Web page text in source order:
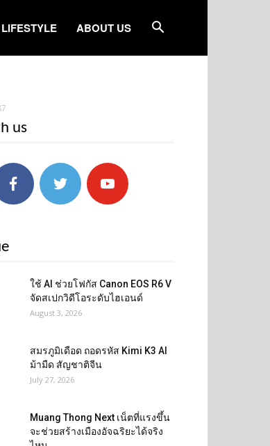
LIFESTYLE ABOUT US
us
ใช้ AI ช่วยโฟกัส Canon EOS R6 V
จัดสเปกวิดีโอระดับไฮเอนด์
August 3, 2026
สมรภูมิเดือด ถอดรหัส Kimi K3 AI
ม้ามืด สัญชาติจีน
July 27, 2026
Muang Thong Next เน็ตที่แรงขึ้น
จะช่วยสร้างเมืองอัจฉริยะได้จริง